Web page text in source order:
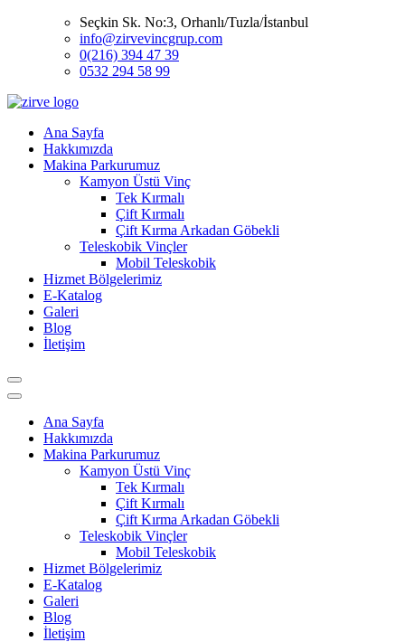
Seçkin Sk. No:3, Orhanlı/Tuzla/İstanbul
info@zirvevincgrup.com
0(216) 394 47 39
0532 294 58 99
Ana Sayfa
Hakkımızda
Makina Parkurumuz
Kamyon Üstü Vinç
Tek Kırmalı
Çift Kırmalı
Çift Kırma Arkadan Göbekli
Teleskobik Vinçler
Mobil Teleskobik
Hizmet Bölgelerimiz
E-Katalog
Galeri
Blog
İletişim
Ana Sayfa
Hakkımızda
Makina Parkurumuz
Kamyon Üstü Vinç
Tek Kırmalı
Çift Kırmalı
Çift Kırma Arkadan Göbekli
Teleskobik Vinçler
Mobil Teleskobik
Hizmet Bölgelerimiz
E-Katalog
Galeri
Blog
İletişim